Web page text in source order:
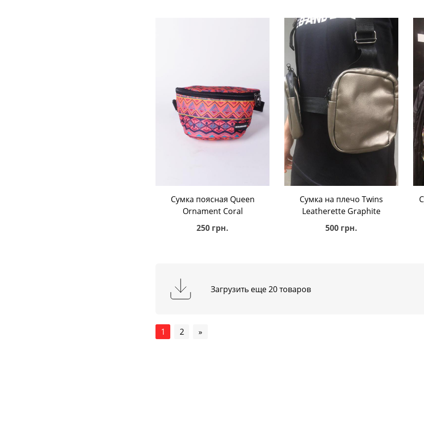
В корзину
Сумка поясная Queen
Ornament Coral
250 грн.
В корзину
Сумка на плечo Twins
Leatherette Graphite
500 грн.
Загрузить еще 20 товаров
1 2 »